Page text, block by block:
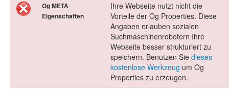
Og META
Eigenschaften
Ihre Webseite nutzt nicht die
Vorteile der Og Properties. Diese
Angaben erlauben sozialen
Suchmaschinenrobotern Ihre
Webseite besser strukturiert zu
speichern. Benutzen Sie dieses
kostenlose Werkzeug um Og
Properties zu erzeugen.